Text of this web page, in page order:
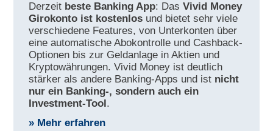
Derzeit beste Banking App: DasVivid Money
Girokonto ist kostenlos und bietet sehr viele
verschiedene Features, von Unterkonten über
eine automatische Abokontrolle und Cashback-
Optionen bis zur Geldanlage in Aktien und
Kryptowährungen. Vivid Money ist deutlich
stärker als andere Banking-Apps und ist nicht
nur ein Banking-, sondern auch ein
Investment-Tool.
» Mehr erfahren